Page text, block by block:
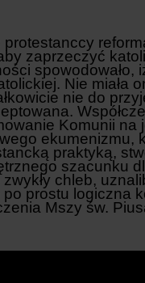
protestanccy
zaprzeczyć
spowodowało,
Nie miała
nie do
Komunii na
ekumenizmu,
praktyką,
szacunku
zwykły chleb,
po prostu logiczna
Mszy św.